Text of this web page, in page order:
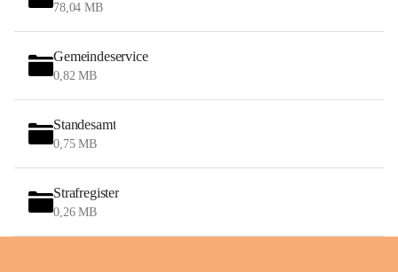
78,04 MB
Gemeindeservice
0,82 MB
Standesamt
0,75 MB
Strafregister
0,26 MB